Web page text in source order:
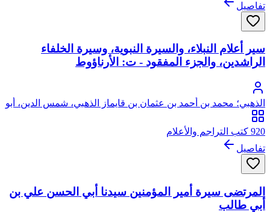
تفاصيل
سير أعلام النبلاء، والسيرة النبوية، وسيرة الخلفاء
الراشدين، والجزء المفقود - ت: الأرناؤوط
الذهبي؛ محمد بن أحمد بن عثمان بن قايماز الذهبي، شمس الدين، أبو
عبد الله
920 كتب التراجم والأعلام
تفاصيل
المرتضى سيرة أمير المؤمنين سيدنا أبي الحسن علي بن
أبي طالب